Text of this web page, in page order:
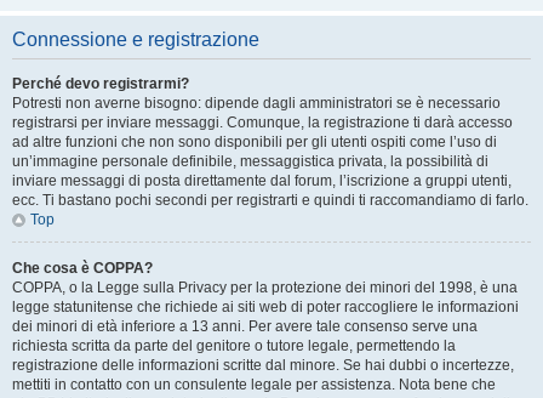
Connessione e registrazione
Perché devo registrarmi?
Potresti non averne bisogno: dipende dagli amministratori se è necessario
registrarsi per inviare messaggi. Comunque, la registrazione ti darà accesso
ad altre funzioni che non sono disponibili per gli utenti ospiti come l’uso di
un’immagine personale definibile, messaggistica privata, la possibilità di
inviare messaggi di posta direttamente dal forum, l’iscrizione a gruppi utenti,
ecc. Ti bastano pochi secondi per registrarti e quindi ti raccomandiamo di farlo.
Top
Che cosa è COPPA?
COPPA, o la Legge sulla Privacy per la protezione dei minori del 1998, è una
legge statunitense che richiede ai siti web di poter raccogliere le informazioni
dei minori di età inferiore a 13 anni. Per avere tale consenso serve una
richiesta scritta da parte del genitore o tutore legale, permettendo la
registrazione delle informazioni scritte dal minore. Se hai dubbi o incertezze,
mettiti in contatto con un consulente legale per assistenza. Nota bene che